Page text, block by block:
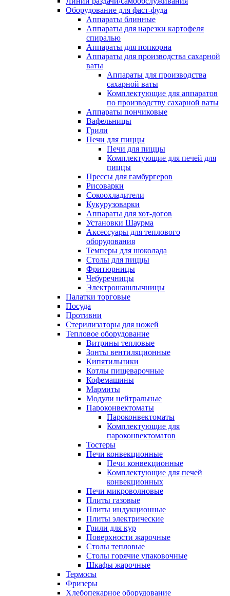
Оборудование для фаст-фуда
Аппараты блинные
Аппараты для нарезки картофеля
спиралью
Аппараты для попкорна
Аппараты для производства сахарной
ваты
Аппараты для производства
сахарной ваты
Комплектующие для аппаратов
по производству сахарной ваты
Аппараты пончиковые
Вафельницы
Грили
Печи для пиццы
Печи для пиццы
Комплектующие для печей для
пиццы
Прессы для гамбургеров
Рисоварки
Сокоохладители
Кукурузоварки
Аппараты для хот-догов
Установки Шаурма
Аксессуары для теплового
оборудования
Темперы для шоколада
Столы для пиццы
Фритюрницы
Чебуречницы
Электрошашлычницы
Палатки торговые
Посуда
Противни
Стерилизаторы для ножей
Тепловое оборудование
Витрины тепловые
Зонты вентиляционные
Кипятильники
Котлы пищеварочные
Кофемашины
Мармиты
Модули нейтральные
Пароконвектоматы
Пароконвектоматы
Комплектующие для
пароконвектоматов
Тостеры
Печи конвекционные
Печи конвекционные
Комплектующие для печей
конвекционных
Печи микроволновые
Плиты газовые
Плиты индукционные
Плиты электрические
Грили для кур
Поверхности жарочные
Столы тепловые
Столы горячие упаковочные
Шкафы жарочные
Термосы
Фризеры
Хлебопекарное оборудование